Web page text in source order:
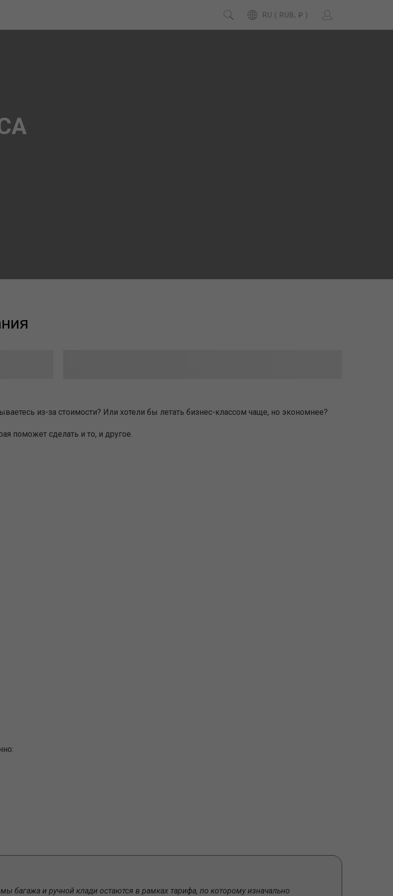
RU ( RUB, ₽ )
из-за стоимости? Или хотели бы летать бизнес-классом чаще, но экономнее?
поможет сделать и то, и другое.
багажа и ручной клади остаются в рамках тарифа, по которому изначально